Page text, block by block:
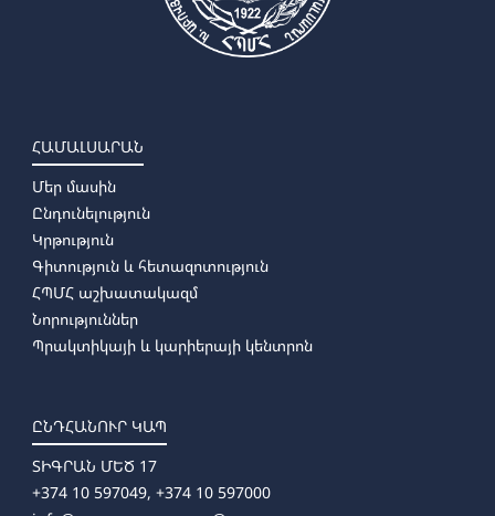
ՀԱՄԱԼՍԱՐԱՆ
Մեր մասին
Ընդունելություն
Կրթություն
Գիտություն և հետազոտություն
ՀՊՄՀ աշխատակազմ
Նորություններ
Պրակտիկայի և կարիերայի կենտրոն
ԸՆԴՀԱՆՈՒՐ ԿԱՊ
ՏԻԳՐԱՆ ՄԵԾ 17
+374 10 597049, +374 10 597000